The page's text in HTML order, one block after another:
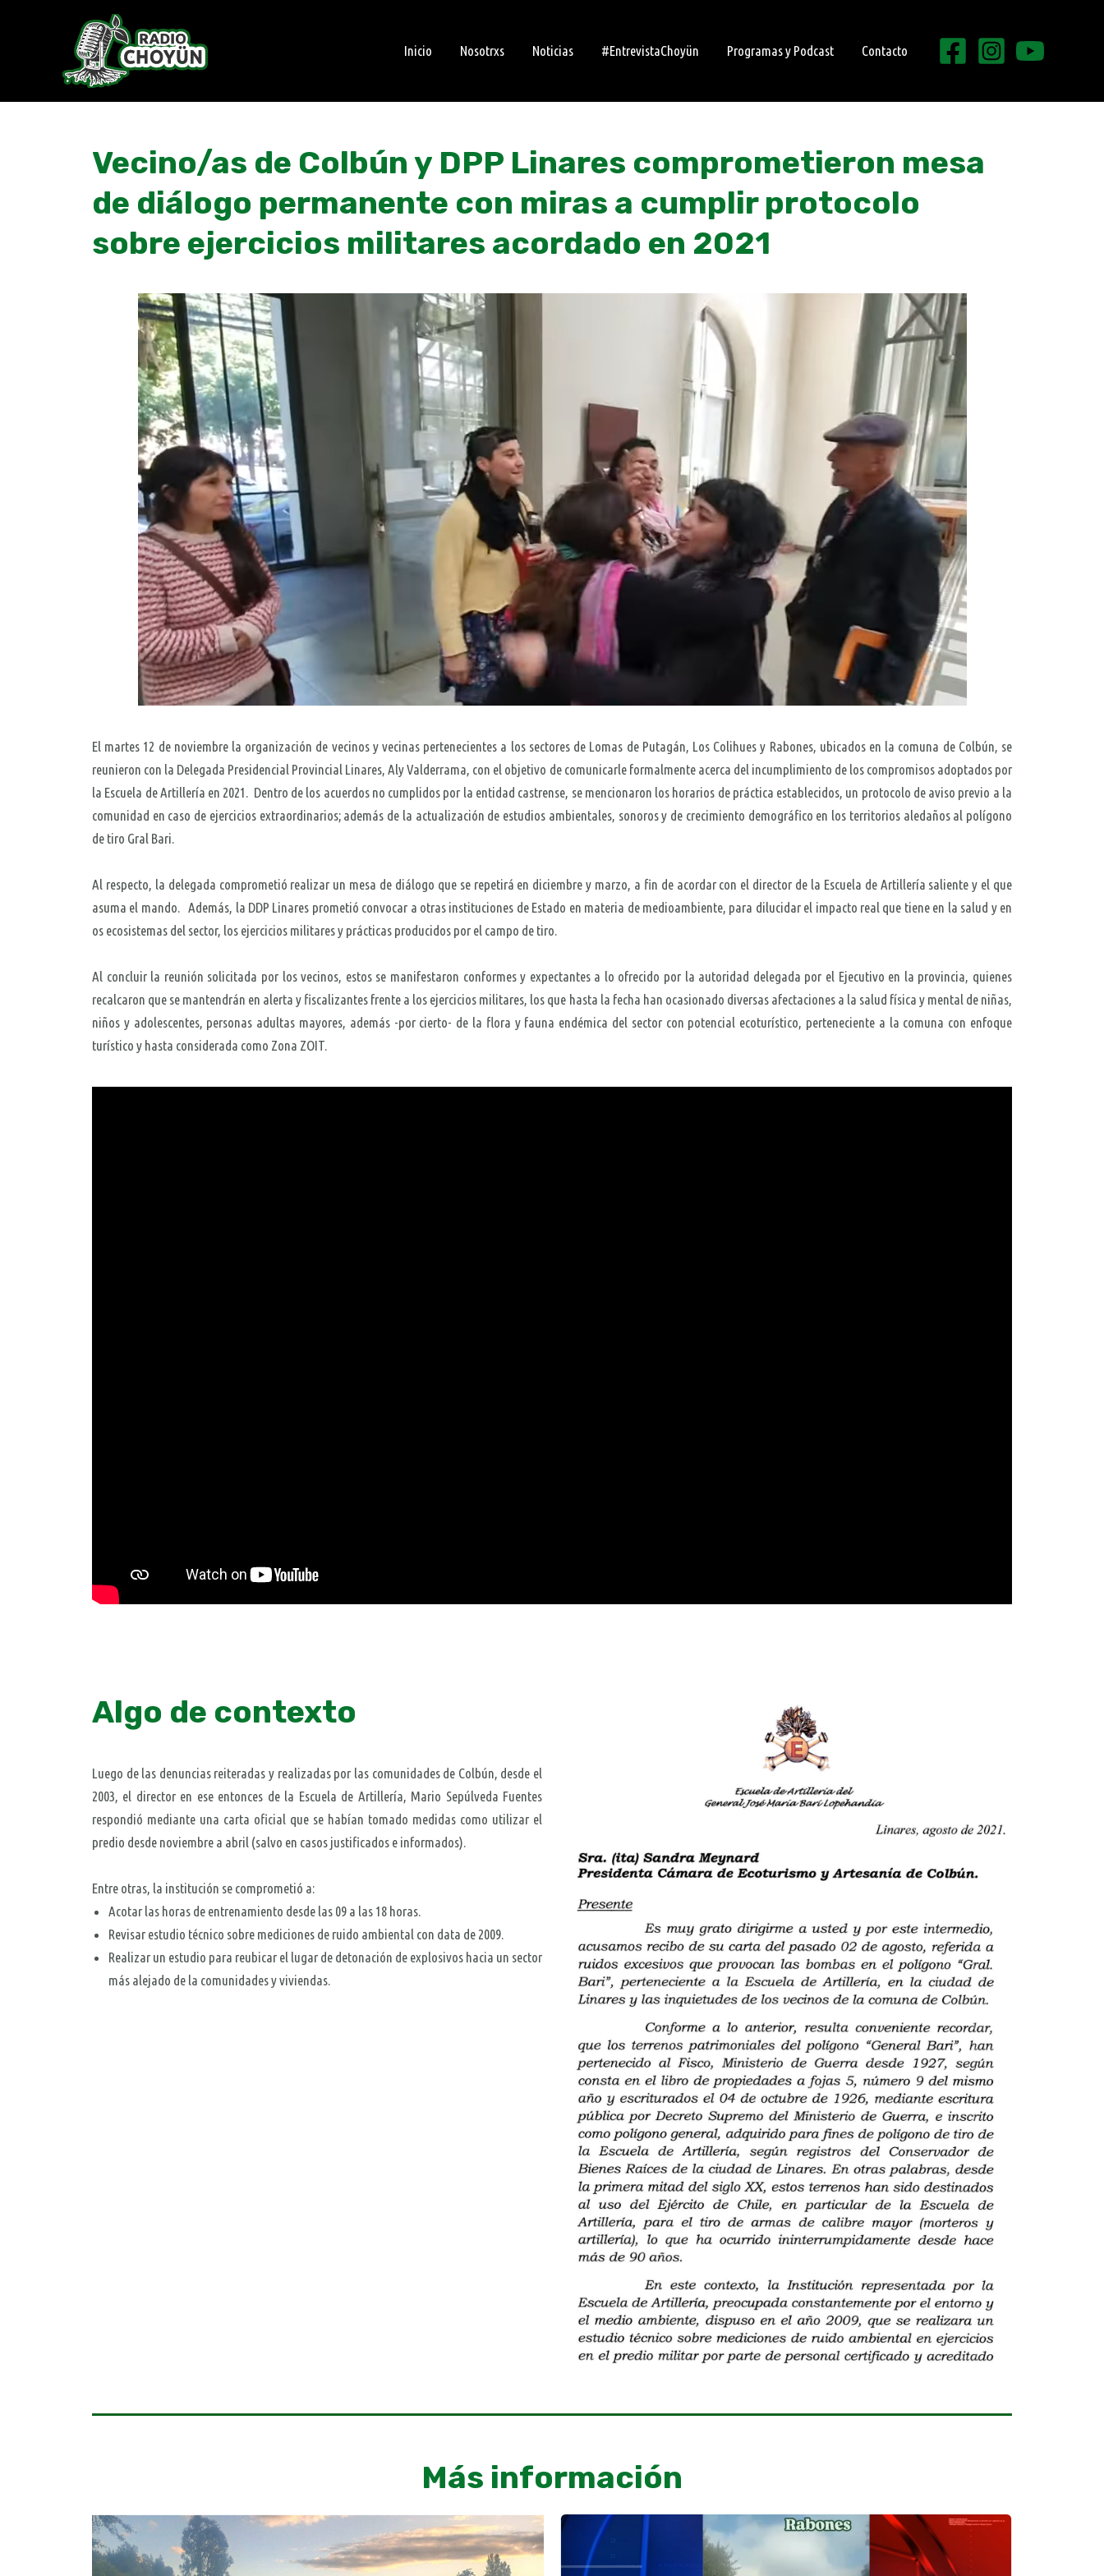
Inicio Nosotrxs Noticias #EntrevistaChoyün Programas y Podcast Contacto
Vecino/as de Colbún y DPP Linares comprometieron mesa
de diálogo permanente con miras a cumplir protocolo
sobre ejercicios militares acordado en 2021
El martes 12 de noviembre la organización de vecinos y vecinas pertenecientes a los sectores de Lomas de Putagán, Los Colihues y Rabones, ubicados en la comuna de Colbún, se
reunieron con la Delegada Presidencial Provincial Linares, Aly Valderrama, con el objetivo de comunicarle formalmente acerca del incumplimiento de los compromisos adoptados por
la Escuela de Artillería en 2021. Dentro de los acuerdos no cumplidos por la entidad castrense, se mencionaron los horarios de práctica establecidos, un protocolo de aviso previo a la
comunidad en caso de ejercicios extraordinarios; además de la actualización de estudios ambientales, sonoros y de crecimiento demográfico en los territorios aledaños al polígono
de tiro Gral Bari.
Al respecto, la delegada comprometió realizar un mesa de diálogo que se repetirá en diciembre y marzo, a fin de acordar con el director de la Escuela de Artillería saliente y el que
asuma el mando. Además, la DDP Linares prometió convocar a otras instituciones de Estado en materia de medioambiente, para dilucidar el impacto real que tiene en la salud y en
os ecosistemas del sector, los ejercicios militares y prácticas producidos por el campo de tiro.
Al concluir la reunión solicitada por los vecinos, estos se manifestaron conformes y expectantes a lo ofrecido por la autoridad delegada por el Ejecutivo en la provincia, quienes
recalcaron que se mantendrán en alerta y fiscalizantes frente a los ejercicios militares, los que hasta la fecha han ocasionado diversas afectaciones a la salud física y mental de niñas,
niños y adolescentes, personas adultas mayores, además -por cierto- de la flora y fauna endémica del sector con potencial ecoturístico, perteneciente a la comuna con enfoque
turístico y hasta considerada como Zona ZOIT.
Algo de contexto
Luego de las denuncias reiteradas y realizadas por las comunidades de Colbún, desde el
2003, el director en ese entonces de la Escuela de Artillería, Mario Sepúlveda Fuentes
respondió mediante una carta oficial que se habían tomado medidas como utilizar el
predio desde noviembre a abril (salvo en casos justificados e informados).
Entre otras, la institución se comprometió a:
Acotar las horas de entrenamiento desde las 09 a las 18 horas.
Revisar estudio técnico sobre mediciones de ruido ambiental con data de 2009.
Realizar un estudio para reubicar el lugar de detonación de explosivos hacia un sector
más alejado de la comunidades y viviendas.
Más información